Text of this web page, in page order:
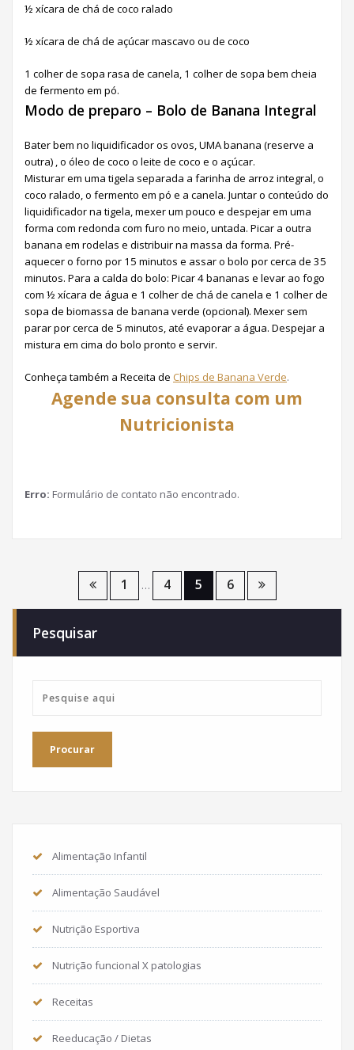
½ xícara de chá de coco ralado
½ xícara de chá de açúcar mascavo ou de coco
1 colher de sopa rasa de canela, 1 colher de sopa bem cheia
de fermento em pó.
Modo de preparo – Bolo de Banana Integral
Bater bem no liquidificador os ovos, UMA banana (reserve a
outra) , o óleo de coco o leite de coco e o açúcar.
Misturar em uma tigela separada a farinha de arroz integral, o
coco ralado, o fermento em pó e a canela. Juntar o conteúdo do
liquidificador na tigela, mexer um pouco e despejar em uma
forma com redonda com furo no meio, untada. Picar a outra
banana em rodelas e distribuir na massa da forma. Pré-
aquecer o forno por 15 minutos e assar o bolo por cerca de 35
minutos. Para a calda do bolo: Picar 4 bananas e levar ao fogo
com ½ xícara de água e 1 colher de chá de canela e 1 colher de
sopa de biomassa de banana verde (opcional). Mexer sem
parar por cerca de 5 minutos, até evaporar a água. Despejar a
mistura em cima do bolo pronto e servir.
Conheça também a Receita de Chips de Banana Verde.
Agende sua consulta com um
Nutricionista
Erro: Formulário de contato não encontrado.
Paginação
posts
1 … 4 5 6
Pesquisar
Alimentação Infantil
Alimentação Saudável
Nutrição Esportiva
Nutrição funcional X patologias
Receitas
Reeducação / Dietas